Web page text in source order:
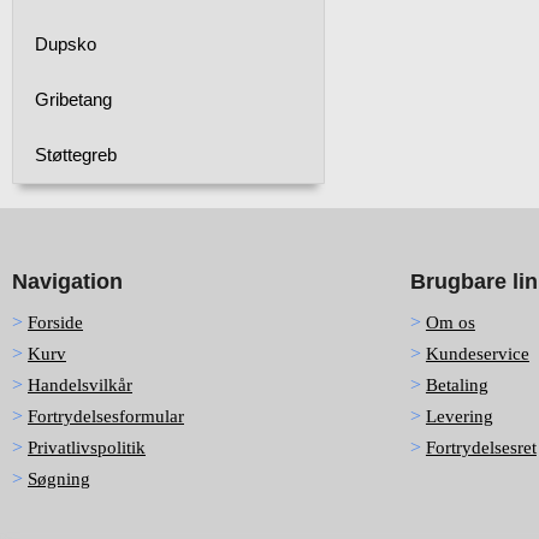
Dupsko
Gribetang
Støttegreb
Navigation
Forside
Kurv
Handelsvilkår
Fortrydelsesformular
Privatlivspolitik
Søgning
Brugbare
Om os
Kundeservice
Betaling
Levering
Fortrydelsesret